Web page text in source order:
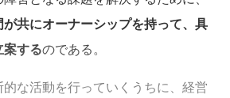
共にオーナーシップを持って、具
するのである。
な活動を行っていくうちに、経営